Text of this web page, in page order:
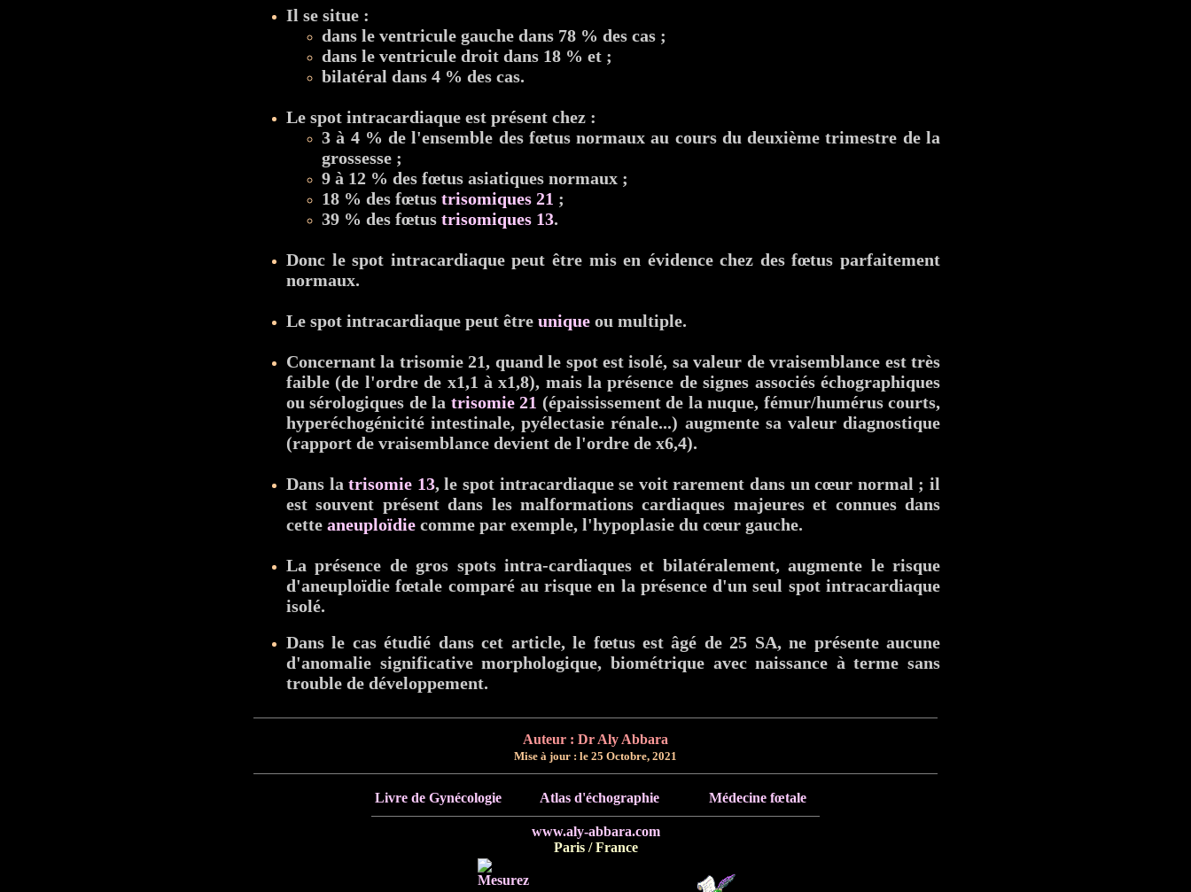
Il se situe :
dans le ventricule gauche dans 78 % des cas ;
dans le ventricule droit dans 18 % et ;
bilatéral dans 4 % des cas.
Le spot intracardiaque est présent chez :
3 à 4 % de l'ensemble des fœtus normaux au cours du deuxième trimestre de la
grossesse ;
9 à 12 % des fœtus asiatiques normaux ;
18 % des fœtus trisomiques 21 ;
39 % des fœtus trisomiques 13.
Donc le spot intracardiaque peut être mis en évidence chez des fœtus parfaitement
normaux.
Le spot intracardiaque peut être unique ou multiple.
Concernant la trisomie 21, quand le spot est isolé, sa valeur de vraisemblance est très
faible (de l'ordre de x1,1 à x1,8), mais la présence de signes associés échographiques
ou sérologiques de la trisomie 21 (épaississement de la nuque, fémur/humérus courts,
hyperéchogénicité intestinale, pyélectasie rénale...) augmente sa valeur diagnostique
(rapport de vraisemblance devient de l'ordre de x6,4).
Dans latrisomie 13, le spot intracardiaque se voit rarement dans un cœur normal ; il
est souvent présent dans les malformations cardiaques majeures et connues dans
cette aneuploïdie comme par exemple, l'hypoplasie du cœur gauche.
La présence de gros spots intra-cardiaques et bilatéralement, augmente le risque
d'aneuploïdie fœtale comparé au risque en la présence d'un seul spot intracardiaque
isolé.
Dans le cas étudié dans cet article, le fœtus est âgé de 25 SA, ne présente aucune
d'anomalie significative morphologique, biométrique avec naissance à terme sans
trouble de développement.
Auteur : Dr Aly Abbara
Mise à jour : le 25 Octobre, 2021
Livre de Gynécologie Atlas d'échographie Médecine fœtale
www.aly-abbara.com
Paris / France